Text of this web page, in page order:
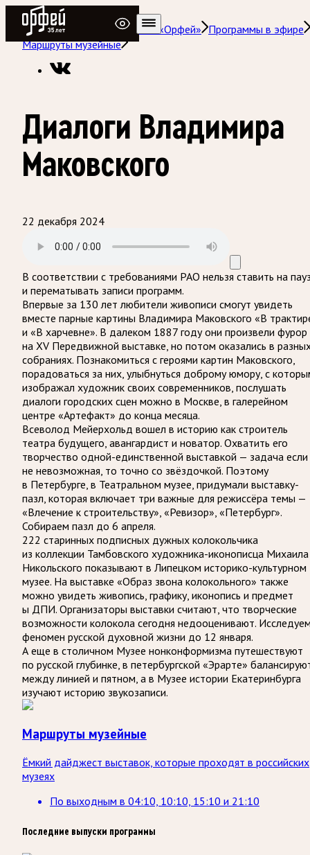
Радио Орфей
Радио классической музыки «Орфей» Программы в эфире
Маршруты музейные
Диалоги Владимира
Маковского
22 декабря 2024
В соответствии с требованиями РАО нельзя ставить на
и перематывать записи программ.
Впервые за 130 лет любители живописи смогут увидеть
вместе парные картины Владимира Маковского «В
и «В харчевне». В далеком 1887 году они произвели фурор
на XV Передвижной выставке, но потом оказались в
собраниях. Познакомиться с героями картин Маковского,
порадоваться за них, улыбнуться доброму юмору, с
изображал художник своих современников, послушать
диалоги городских сцен можно в Москве, в галерейном
центре «Артефакт» до конца месяца.
Всеволод Мейерхольд вошел в историю как строитель
театра будущего, авангардист и новатор. Охватить его
творчество одной-единственной выставкой — задача если
не невозможная, то точно со звёздочкой. Поэтому
в Петербурге, в Театральном музее, придумали выставку-
пазл, которая включает три важные для режиссёра темы —
«Влечение к строительству», «Ревизор», «Петербург».
Собираем пазл до 6 апреля.
222 старинных подписных дужных колокольчика
из коллекции Тамбовского художника-иконописца Михаила
Никольского показывают в Липецком историко-культурном
музее. На выставке «Образ звона колокольного» также
можно увидеть живопись, графику, иконопись и предмет
ы ДПИ. Организаторы выставки считают, что творческие
возможности колокола сегодня недооценивают.
феномен русской духовной жизни до 12 января.
А еще в столичном Музее нонконформизма путешествуют
по русской глубинке, в петербургской «Эрарте»
между линией и пятном, а в Музее истории Екатеринбурга
изучают историю звукозаписи.
Маршруты музейные
Ёмкий дайджест выставок, которые проходят в российских
музеях
По выходным в 04:10, 10:10, 15:10 и 21:10
Последние выпуски программы